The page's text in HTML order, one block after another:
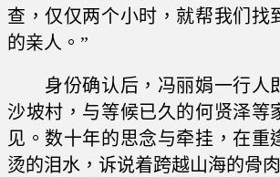
查，仅仅两个小时，就帮我们找
的亲人。”
身份确认后，冯丽娟一行人
沙坡村，与等候已久的何贤泽等
见。数十年的思念与牵挂，在重
烫的泪水，诉说着跨越山海的骨